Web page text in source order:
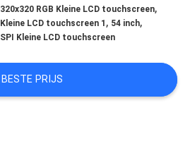
320x320 RGB Kleine LCD touchscreen,
Kleine LCD touchscreen 1 , 54 inch,
SPI Kleine LCD touchscreen
BESTE PRIJS